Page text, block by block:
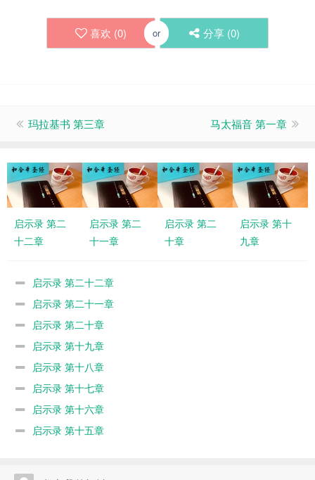
喜欢 (0) or 分享 (0)
玛拉基书 第三章 马太福音 第一章
启示录 第二
十二章
启示录 第二
十一章
启示录 第二
十章
启示录 第十
九章
启示录 第二十二章
启示录 第二十一章
启示录 第二十章
启示录 第十九章
启示录 第十八章
启示录 第十七章
启示录 第十六章
启示录 第十五章